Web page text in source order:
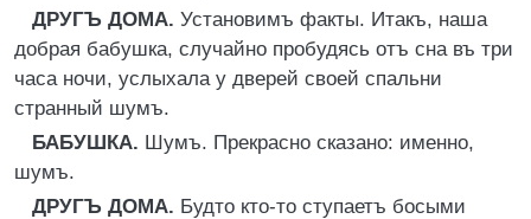
ДРУГЪ ДОМА. Установимъ факты. Итакъ, наша
добрая бабушка, случайно пробудясь отъ сна въ три
часа ночи, услыхала у дверей своей спальни
странный шумъ.
БАБУШКА. Шумъ. Прекрасно сказано: именно,
шумъ.
ДРУГЪ ДОМА. Будто кто-то ступаетъ босыми